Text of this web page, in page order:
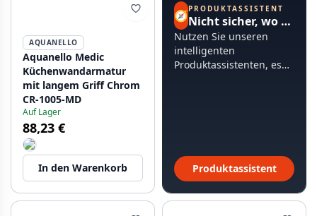
AQUANELLO
Aquanello Medic
Küchenwandarmatur
mit langem Griff Chrom
CR-1005-MD
Auf Lager
88,23 €
In den Warenkorb
🧭PRODUKTASSISTENT
Nicht sicher, wo Sie anfangen sollen?
Nutzen Sie unseren
intelligenten
Produktassistenten, es
Produktassistent